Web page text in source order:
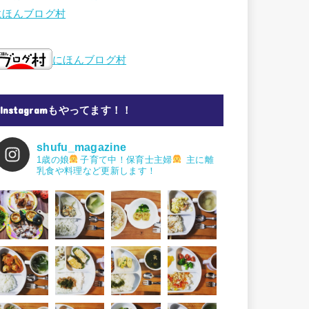
ほんブログ村
にほんブログ村
Instagramもやってます！！
shufu_magazine
1歳の娘 子育て中！保育士主婦
主に離
乳食や料理など更新します！